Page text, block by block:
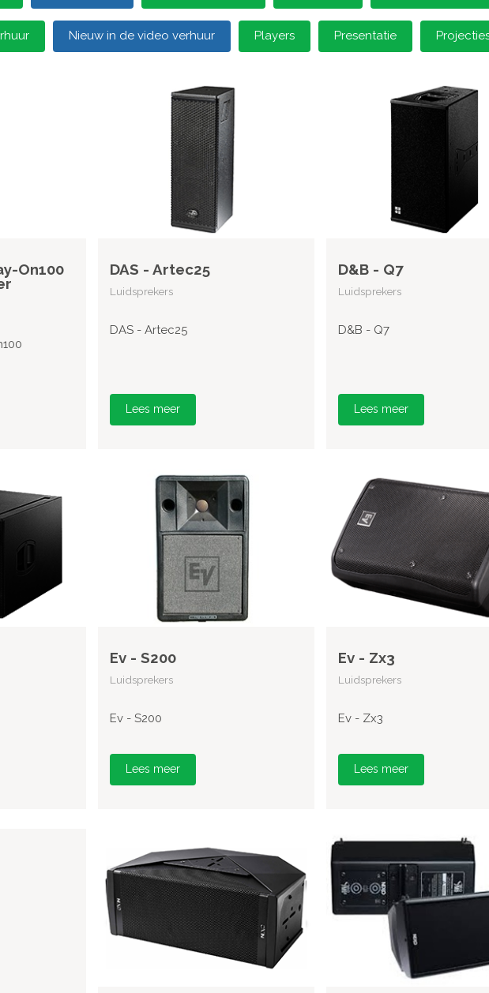
Nieuw in de video verhuur Players Presentatie
On100
DAS - Artec25
Luidsprekers
DAS - Artec25
Lees meer
D&B - Q7
Luidsprekers
D&B - Q7
Lees meer
Ev - S200
Luidsprekers
Ev - S200
Lees meer
Ev - Zx3
Luidsprekers
Ev - Zx3
Lees meer